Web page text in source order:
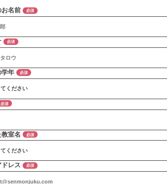
お名前 必須
必須
学年 必須
必須
室名 必須
レス 必須